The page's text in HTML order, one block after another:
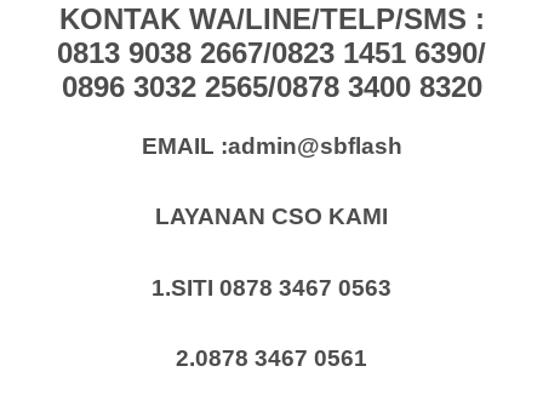
KONTAK WA/LINE/TELP/SMS :
0813 9038 2667/0823 1451 6390/
0896 3032 2565/0878 3400 8320
EMAIL :admin@sbflash
LAYANAN CSO KAMI
1.SITI 0878 3467 0563
2.0878 3467 0561